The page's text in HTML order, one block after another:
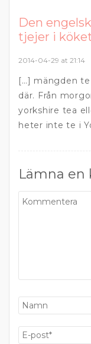
Den
tjejer i
2014-04-29 at 21:14
[…] mängden
där. Från
yorkshire tea
heter inte te i
Lämna